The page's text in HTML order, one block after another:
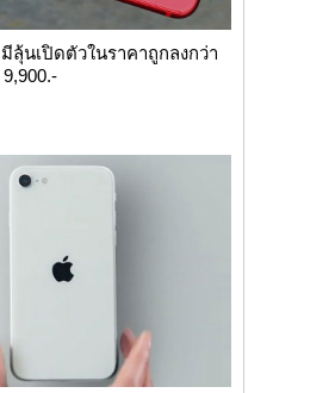
มีลุ้นเปิดตัวในราคาถูกลงกว่า